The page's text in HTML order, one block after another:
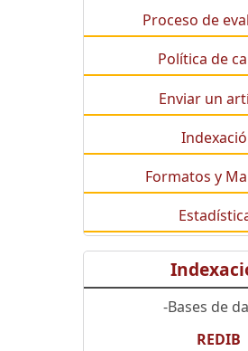
Proceso de
Política de
Enviar un
Formatos y
-Bases de
REDIB